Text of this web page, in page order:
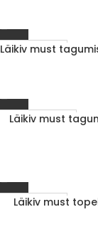
1-3 D.D.
Läikiv must
LÄBIMÜÜDUD
Läikiv must
1-3 D.D.
Läikiv must